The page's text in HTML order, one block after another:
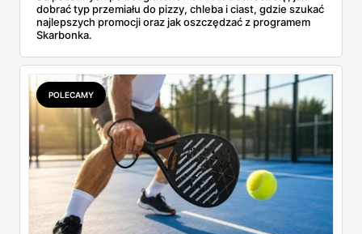
dobrać typ przemiału do pizzy, chleba i ciast, gdzie szukać
najlepszych promocji oraz jak oszczędzać z programem
Skarbonka.
POLECAMY